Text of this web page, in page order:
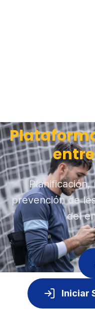
prevención de
del
Iniciar